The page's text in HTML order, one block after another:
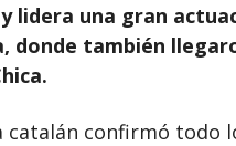
lidera una gran
donde también
catalán confirmó todo